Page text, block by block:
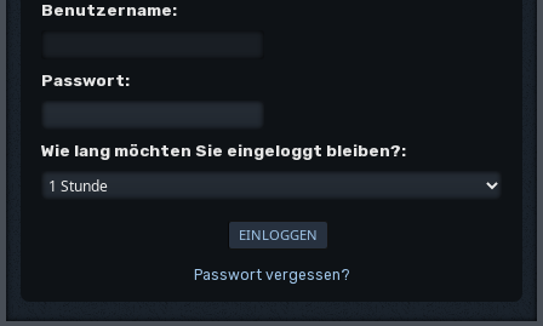
Benutzername:
Passwort:
Wie lang möchten Sie eingeloggt bleiben?:
Passwort vergessen?